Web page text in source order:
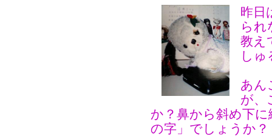
昨日
られ
教え
しゅ
あん
が、
か？鼻から斜め下
の字」でしょうか？